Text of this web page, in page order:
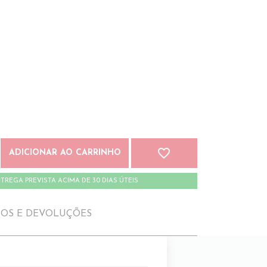
ADICIONAR AO CARRINHO favorite_border
PREVISTA ACIMA DE 30 DIAS ÚTEIS
E DEVOLUÇÕES